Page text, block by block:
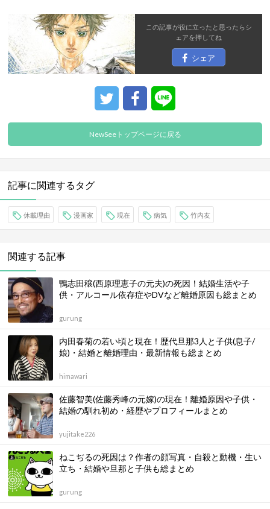
この記事が役に立ったと思ったらシ
ェアを押してね
シェア
NewSeeトップページに戻る
記事に関連するタグ
休載理由 漫画家 現在 病気 竹内友
関連する記事
鴨志田穣(西原理恵子の元夫)の死因！結婚生活や子
供・アルコール依存症やDVなど離婚原因も総まとめ
gurung
内田春菊の若い頃と現在！歴代旦那3人と子供(息子/
娘)・結婚と離婚理由・最新情報も総まとめ
himawari
佐藤智美(佐藤秀峰の元嫁)の現在！離婚原因や子供・
結婚の馴れ初め・経歴やプロフィールまとめ
yujitake226
ねこぢるの死因は？作者の顔写真・自殺と動機・生い
立ち・結婚や旦那と子供も総まとめ
gurung